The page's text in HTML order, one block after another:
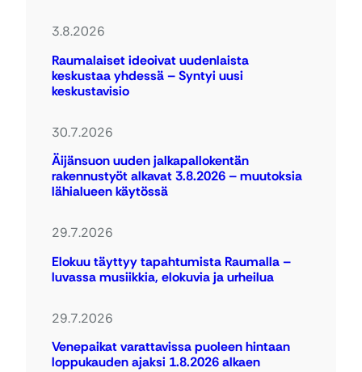
3.8.2026
Raumalaiset ideoivat uudenlaista
keskustaa yhdessä – Syntyi uusi
keskustavisio
30.7.2026
Äijänsuon uuden jalkapallokentän
rakennustyöt alkavat 3.8.2026 – muutoksia
lähialueen käytössä
29.7.2026
Elokuu täyttyy tapahtumista Raumalla –
luvassa musiikkia, elokuvia ja urheilua
29.7.2026
Venepaikat varattavissa puoleen hintaan
loppukauden ajaksi 1.8.2026 alkaen